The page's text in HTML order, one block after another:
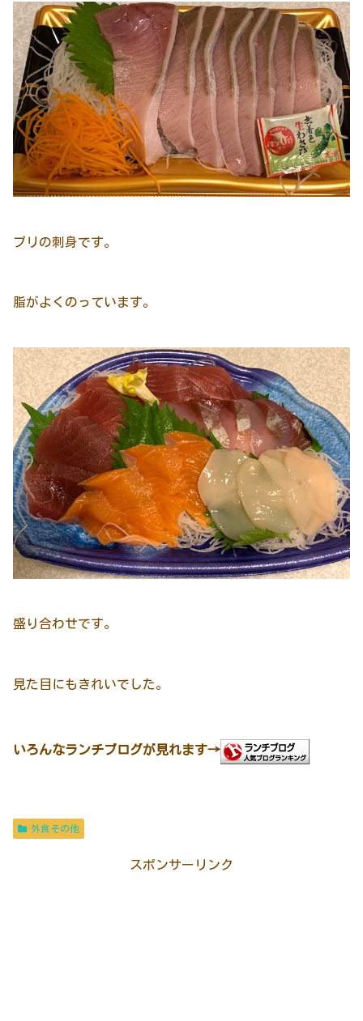
ブリの刺身です。
脂がよくのっています。
盛り合わせです。
見た目にもきれいでした。
いろんなランチブログが見れます→
外食その他
スポンサーリンク